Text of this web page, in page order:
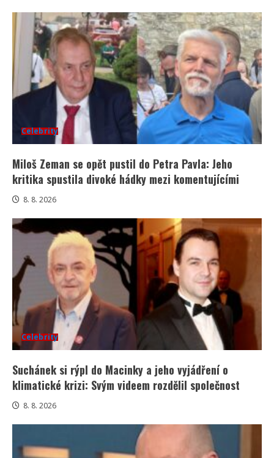
Celebrity
Miloš Zeman se opět pustil do Petra Pavla: Jeho
kritika spustila divoké hádky mezi komentujícími
8. 8. 2026
Celebrity
Suchánek si rýpl do Macinky a jeho vyjádření o
klimatické krizi: Svým videem rozdělil společnost
8. 8. 2026